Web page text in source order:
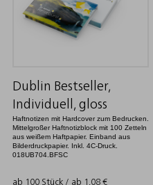
Dublin Bestseller,
Individuell, gloss
Haftnotizen mit Hardcover zum Bedrucken.
Mittelgroßer Haftnotizblock mit 100 Zetteln
aus weißem Haftpapier. Einband aus
Bilderdruckpapier. Inkl. 4C-Druck.
018UB704.BFSC
ab 100 Stück / ab 1,08 €